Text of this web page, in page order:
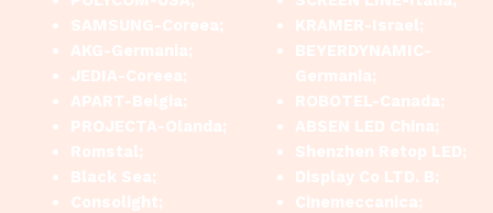
SAMSUNG-Coreea;
AKG-Germania;
JEDIA-Coreea;
APART-Belgia;
PROJECTA-Olanda;
Romstal;
Black Sea;
Consolight;
KRAMER-Israel;
BEYERDYNAMIC-
Germania;
ROBOTEL-Canada;
ABSEN LED China;
Shenzhen Retop LED;
Display Co LTD. B;
Cinemeccanica;